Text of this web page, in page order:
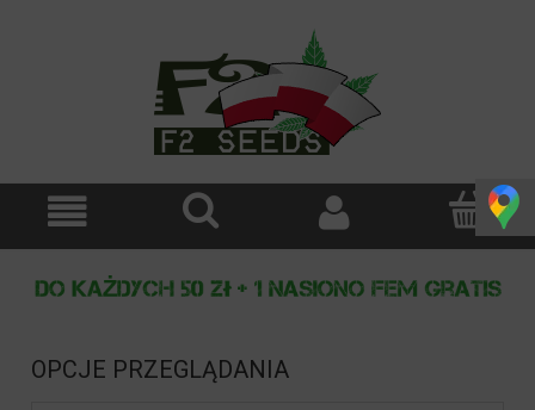
OPCJE PRZEGLĄDANIA